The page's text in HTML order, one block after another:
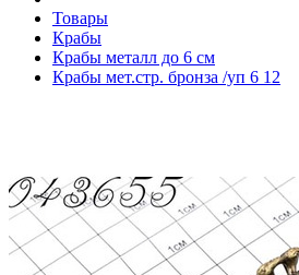
Товары
Крабы
Крабы металл до 6 см
Крабы мет.стр. бронза /уп 6 12